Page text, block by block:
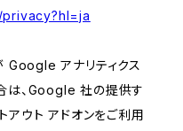
Google アナリティクス
は、Google 社の提供す
ウト アドオンをご利用